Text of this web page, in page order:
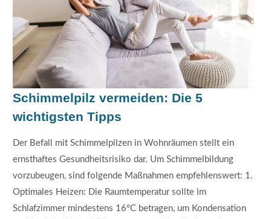
Schimmelpilz vermeiden: Die 5
wichtigsten Tipps
Der Befall mit Schimmelpilzen in Wohnräumen stellt ein
ernsthaftes Gesundheitsrisiko dar. Um Schimmelbildung
vorzubeugen, sind folgende Maßnahmen empfehlenswert: 1.
Optimales Heizen: Die Raumtemperatur sollte im
Schlafzimmer mindestens 16°C betragen, um Kondensation